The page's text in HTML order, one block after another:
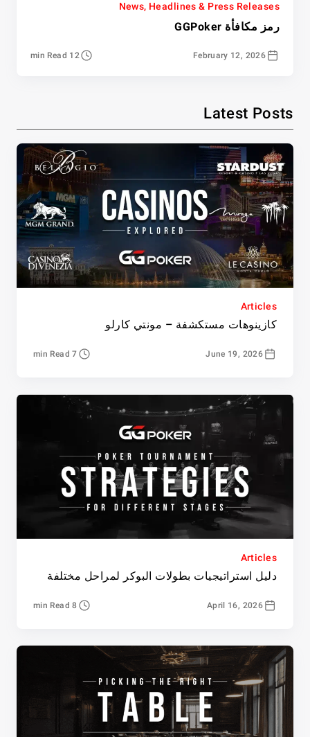
News, Headlines & Press Releases
رمز مكافأة GGPoker
February 12, 2026
12 min Read
Latest Posts
Articles
كازينوهات مستكشفة – مونتي كارلو
June 19, 2026
7 min Read
Articles
دليل استراتيجيات بطولات البوكر لمراحل مختلفة
April 16, 2026
8 min Read